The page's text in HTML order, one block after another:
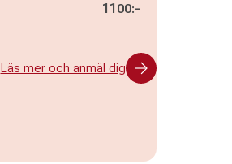
1100:-
Läs mer och anmäl dig